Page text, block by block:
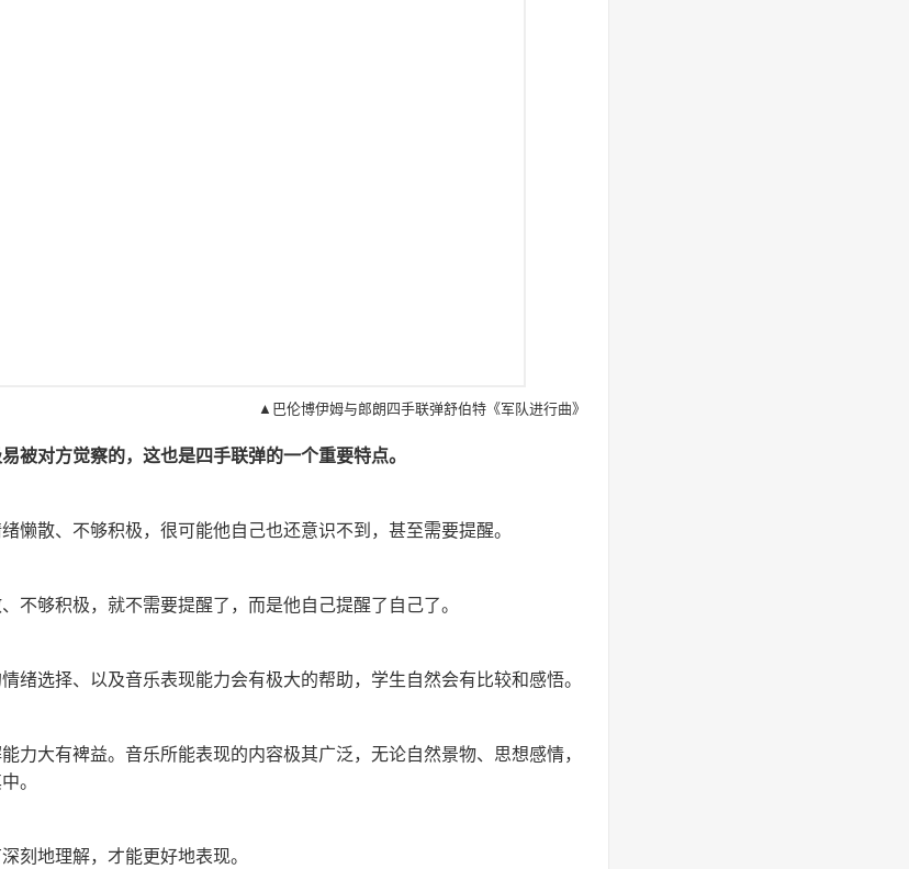
▲巴伦博伊姆与郎朗四手联弹舒伯特《军队进行曲》
被对方觉察的，这也是四手联弹的一个重要特点。
懒散、不够积极，很可能他自己也还意识不到，甚至需要提醒。
不够积极，就不需要提醒了，而是他自己提醒了自己了。
绪选择、以及音乐表现能力会有极大的帮助，学生自然会有比较和感悟。
力大有裨益。音乐所能表现的内容极其广泛，无论自然景物、思想感情，
。
刻地理解，才能更好地表现。